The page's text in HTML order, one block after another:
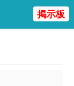
掲示板